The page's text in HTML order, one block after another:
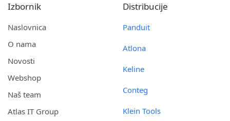
Izbornik
Naslovnica
O nama
Novosti
Webshop
Naš team
Atlas IT Group
Distribucije
Panduit
Atlona
Keline
Conteg
Klein Tools